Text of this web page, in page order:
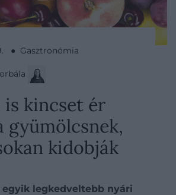
● Gasztronómia
is kincset ér
gyümölcsnek,
kidobják
egyik legkedveltebb nyári